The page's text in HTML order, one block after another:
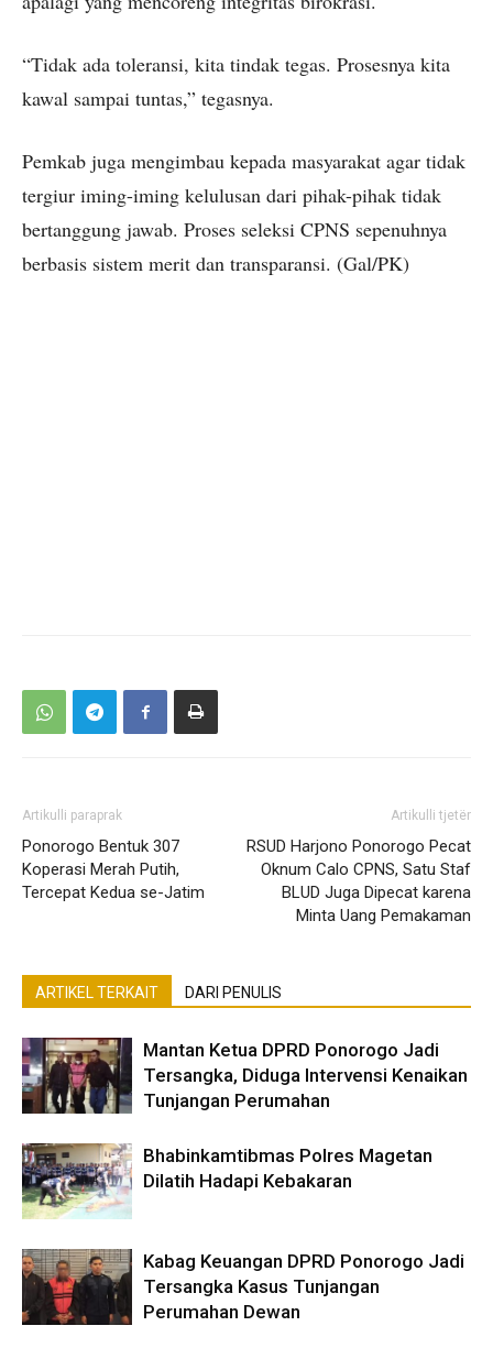
“Tidak ada toleransi, kita tindak tegas. Prosesnya kita
kawal sampai tuntas,” tegasnya.
Pemkab juga mengimbau kepada masyarakat agar tidak
tergiur iming-iming kelulusan dari pihak-pihak tidak
bertanggung jawab. Proses seleksi CPNS sepenuhnya
berbasis sistem merit dan transparansi. (Gal/PK)
Artikulli paraprak
Ponorogo Bentuk 307
Koperasi Merah Putih,
Tercepat Kedua se-Jatim
Artikulli tjetër
RSUD Harjono Ponorogo Pecat
Oknum Calo CPNS, Satu Staf
BLUD Juga Dipecat karena
Minta Uang Pemakaman
ARTIKEL TERKAIT DARI PENULIS
Mantan Ketua DPRD Ponorogo Jadi
Tersangka, Diduga Intervensi Kenaikan
Tunjangan Perumahan
Bhabinkamtibmas Polres Magetan
Dilatih Hadapi Kebakaran
Kabag Keuangan DPRD Ponorogo Jadi
Tersangka Kasus Tunjangan
Perumahan Dewan